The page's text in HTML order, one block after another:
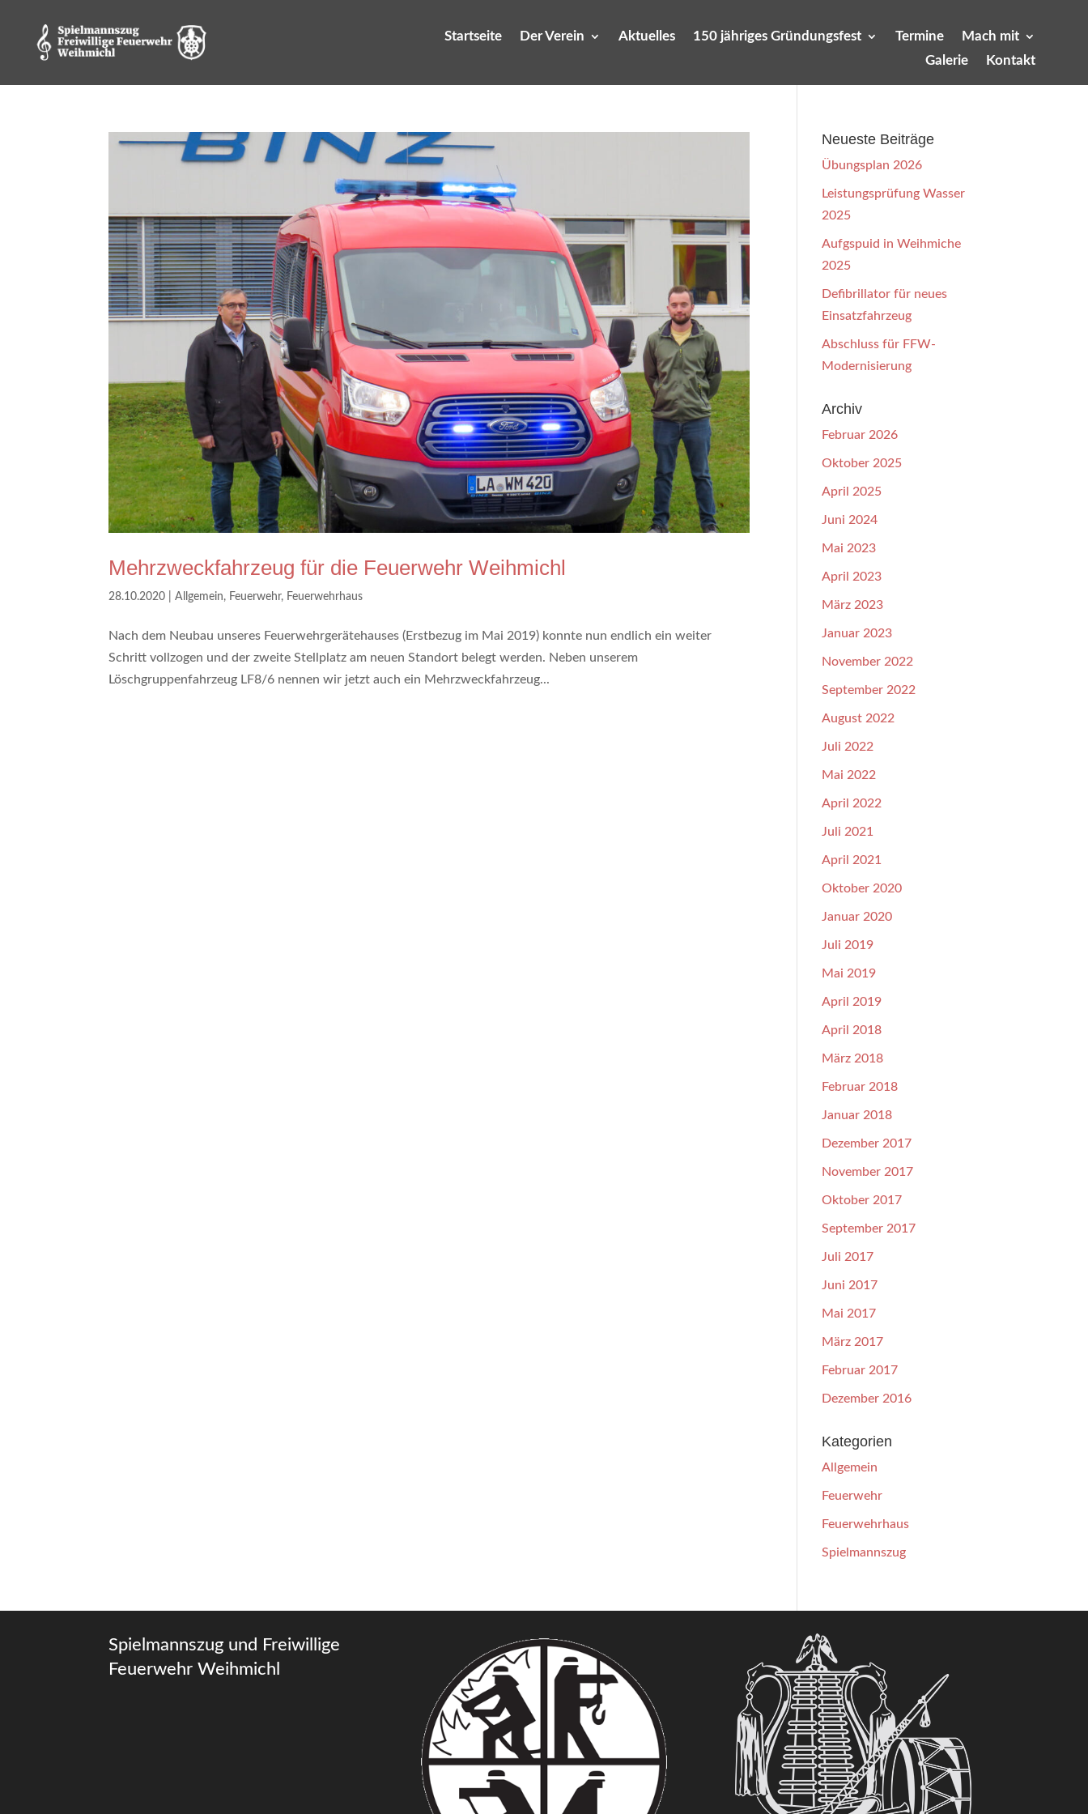
Startseite Der Verein Aktuelles 150 jähriges Gründungsfest Termine
Mach mit
Galerie
Kontakt
Mehrzweckfahrzeug für die Feuerwehr Weihmichl
28.10.2020 |Allgemein, Feuerwehr, Feuerwehrhaus
Nach dem Neubau unseres Feuerwehrgerätehauses (Erstbezug im Mai 2019) konnte nun endlich ein weiter
Schritt vollzogen und der zweite Stellplatz am neuen Standort belegt werden. Neben unserem
Löschgruppenfahrzeug LF8/6 nennen wir jetzt auch ein Mehrzweckfahrzeug...
Neueste Beiträge
Übungsplan 2026
Leistungsprüfung Wasser
2025
Aufgspuid in Weihmiche
2025
Defibrillator für neues
Einsatzfahrzeug
Abschluss für FFW-
Modernisierung
Archiv
Februar 2026
Oktober 2025
April 2025
Juni 2024
Mai 2023
April 2023
März 2023
Januar 2023
November 2022
September 2022
August 2022
Juli 2022
Mai 2022
April 2022
Juli 2021
April 2021
Oktober 2020
Januar 2020
Juli 2019
Mai 2019
April 2019
April 2018
März 2018
Februar 2018
Januar 2018
Dezember 2017
November 2017
Oktober 2017
September 2017
Juli 2017
Juni 2017
Mai 2017
März 2017
Februar 2017
Dezember 2016
Kategorien
Allgemein
Feuerwehr
Feuerwehrhaus
Spielmannszug
Spielmannszug und Freiwillige
Feuerwehr Weihmichl